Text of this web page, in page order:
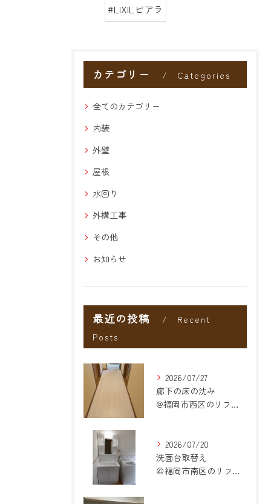
#LIXILピアラ
カテゴリー Categories
全てのカテゴリー
内装
外壁
屋根
水回り
外構工事
その他
お知らせ
最近の投稿
Recent
Posts
2026/07/27
廊下の床の沈み
@福岡市西区のリフォーム
2026/07/20
洗面台取替え
＠福岡市南区のリフォーム